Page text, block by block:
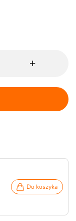
+
Do koszyka